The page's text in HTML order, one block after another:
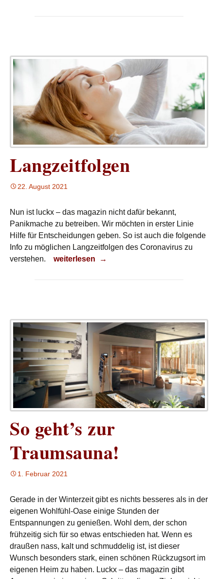
Langzeitfolgen
22. August 2021
Nun ist luckx – das magazin nicht dafür bekannt,
Panikmache zu betreiben. Wir möchten in erster Linie
Hilfe für Entscheidungen geben. So ist auch die folgende
Info zu möglichen Langzeitfolgen des Coronavirus zu
verstehen.
Langzeitfolgen
weiterlesen →
So geht’s zur
Traumsauna!
1. Februar 2021
Gerade in der Winterzeit gibt es nichts besseres als in der
eigenen Wohlfühl-Oase einige Stunden der
Entspannungen zu genießen. Wohl dem, der schon
frühzeitig sich für so etwas entschieden hat. Wenn es
draußen nass, kalt und schmuddelig ist, ist dieser
Wunsch besonders stark, einen schönen Rückzugsort im
eigenen Heim zu haben. Luckx – das magazin gibt